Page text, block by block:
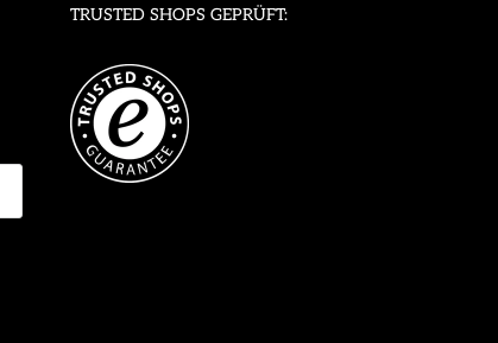
TRUSTED SHOPS GEPRÜFT: